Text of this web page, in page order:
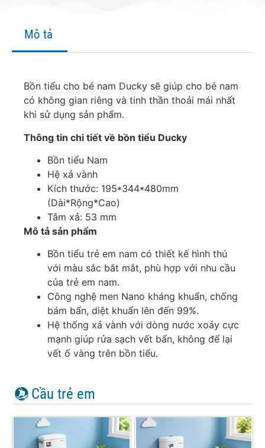
Mô tả
Bồn tiểu cho bé nam Ducky sẽ giúp cho bé nam
có không gian riêng và tinh thần thoải mái nhất
khi sử dụng sản phẩm.
Thông tin chi tiết về bồn tiểu Ducky
Bồn tiểu Nam
Hệ xả vành
Kích thước: 195*344*480mm
(Dài*Rộng*Cao)
Tâm xả: 53 mm
Mô tả sản phẩm
Bồn tiểu trẻ em nam có thiết kế hình thú
với màu sắc bắt mắt, phù hợp với nhu cầu
của trẻ em nam.
Công nghệ men Nano kháng khuẩn, chống
bám bẩn, diệt khuẩn lên đến 99%.
Hệ thống xả vành với dòng nước xoáy cực
mạnh giúp rửa sạch vết bẩn, không để lại
vết ố vàng trên bồn tiểu.
Cầu trẻ em